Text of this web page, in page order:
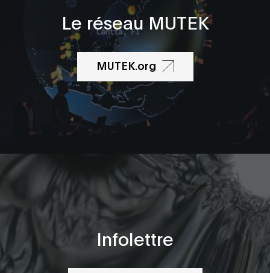
Le réseau MUTEK
MUTEK.org
Infolettre